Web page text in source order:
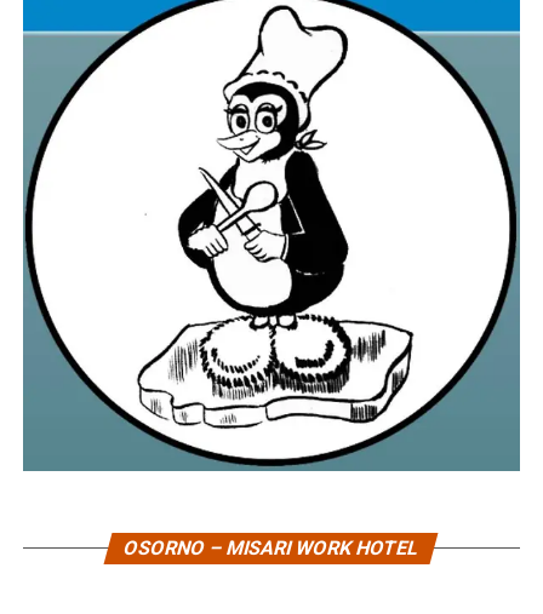
OSORNO – MISARI WORK HOTEL